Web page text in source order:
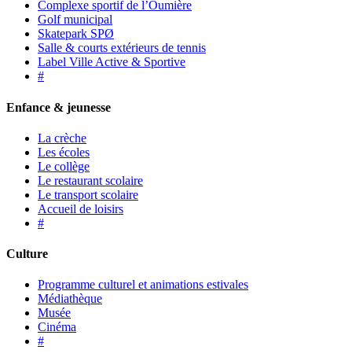
Complexe sportif de l’Oumière
Golf municipal
Skatepark SPØ
Salle & courts extérieurs de tennis
Label Ville Active & Sportive
#
Enfance & jeunesse
La crèche
Les écoles
Le collège
Le restaurant scolaire
Le transport scolaire
Accueil de loisirs
#
Culture
Programme culturel et animations estivales
Médiathèque
Musée
Cinéma
#